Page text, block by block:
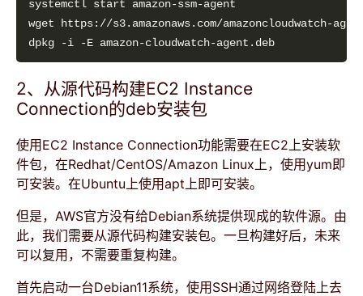
2、从源代码构建EC2 Instance
Connection的deb安装包
使用EC2 Instance Connection功能需要在EC2上安装软
件包，在Redhat/CentOS/Amazon Linux上，使用yum即
可安装。在Ubuntu上使用apt上即可安装。
但是，AWS官方没有给Debian系统提供现成的软件源。由
此，我们需要从源代码构建安装包。一旦构建好后，未来
可以复用，不需要重复构建。
首先启动一台Debian11系统，使用SSH通过网络登陆上去